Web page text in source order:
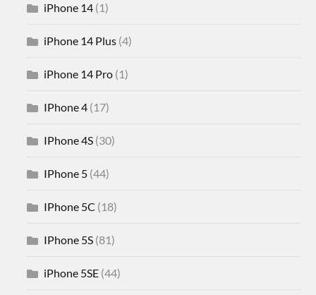
iPhone 14 (1)
iPhone 14 Plus (4)
iPhone 14 Pro (1)
IPhone 4 (17)
IPhone 4S (30)
IPhone 5 (44)
IPhone 5C (18)
IPhone 5S (81)
iPhone 5SE (44)